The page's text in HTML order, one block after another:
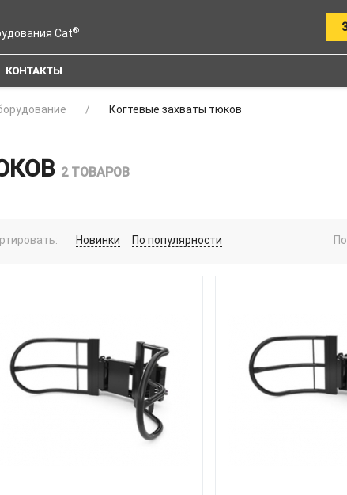
Cat®
КОНТАКТЫ
Когтевые захваты тюков
2 ТОВАРОВ
Новинки По популярности